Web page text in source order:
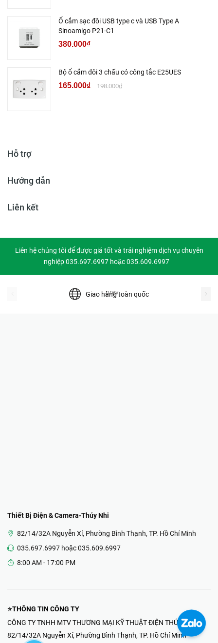
Ổ cắm sạc đôi USB type c và USB Type A
Sinoamigo P21-C1
380.000₫
Bộ ổ cắm đôi 3 chấu có công tắc E25UES
165.000₫ 198.000₫
Hỗ trợ
Hướng dẫn
Liên kết
Liên hệ chúng tôi để được giá tốt và trải nghiệm dịch vụ chuyên
nghiệp 035.697.6997 hoặc 035.609.6997
Giao hàng toàn quốc
prev
Thiết Bị Điện & Camera-Thúy Nhi
82/14/32A Nguyễn Xí, Phường Bình Thạnh, TP. Hồ Chí Minh
035.697.6997 hoặc 035.609.6997
8:00 AM - 17:00 PM
⭐THÔNG TIN CÔNG TY
CÔNG TY TNHH MTV THƯƠNG MẠI KỸ THUẬT ĐIỆN THÚY NHI
82/14/32A Nguyễn Xí, Phường Bình Thạnh, TP. Hồ Chí Minh